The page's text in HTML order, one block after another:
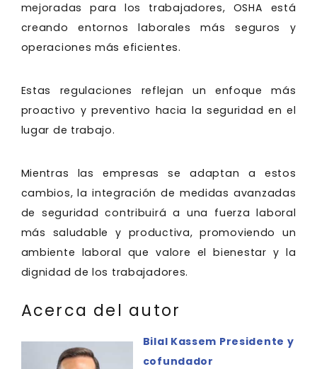
mejoradas para los trabajadores, OSHA está
creando entornos laborales más seguros y
operaciones más eficientes.
Estas regulaciones reflejan un enfoque más
proactivo y preventivo hacia la seguridad en el
lugar de trabajo.
Mientras las empresas se adaptan a estos
cambios, la integración de medidas avanzadas
de seguridad contribuirá a una fuerza laboral
más saludable y productiva, promoviendo un
ambiente laboral que valore el bienestar y la
dignidad de los trabajadores.
Acerca del autor
Bilal Kassem Presidente y
cofundador